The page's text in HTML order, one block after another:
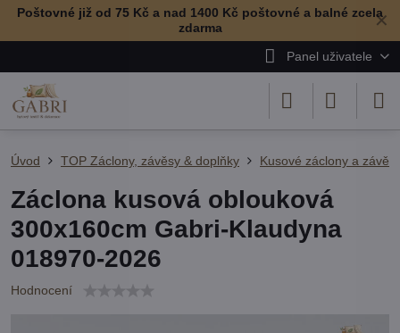
✕
Poštovné již od 75 Kč a nad 1400 Kč poštovné a balné zcela
zdarma
Panel uživatele
Úvod TOP Záclony, závěsy & doplňky Kusové záclony a
Záclona kusová oblouková
300x160cm Gabri-Klaudyna
018970-2026
Hodnocení